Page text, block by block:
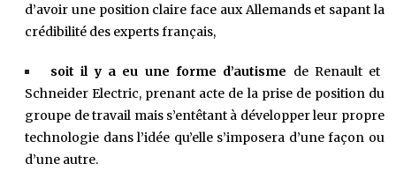
d’avoir une position claire face aux Allemands et sapant la
crédibilité des experts français,
soit il y a eu une forme d’autisme de Renault et
Schneider Electric, prenant acte de la prise de position du
groupe de travail mais s’entêtant à développer leur propre
technologie dans l’idée qu’elle s’imposera d’une façon ou
d’une autre.